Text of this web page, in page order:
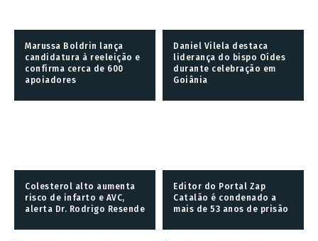
Marussa Boldrin lança
candidatura à reeleição e
confirma cerca de 600
apoiadores
Daniel Vilela destaca
liderança do bispo Oídes
durante celebração em
Goiânia
Colesterol alto aumenta
risco de infarto e AVC,
alerta Dr. Rodrigo Resende
Editor do Portal Zap
Catalão é condenado a
mais de 53 anos de prisão